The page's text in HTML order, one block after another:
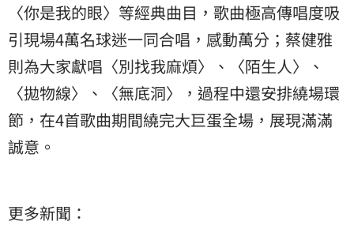
〈你是我的眼〉等經典曲目，歌曲極高傳唱度吸
引現場4萬名球迷一同合唱，感動萬分；蔡健雅
則為大家獻唱〈別找我麻煩〉、〈陌生人〉、
〈拋物線〉、〈無底洞〉，過程中還安排繞場環
節，在4首歌曲期間繞完大巨蛋全場，展現滿滿
誠意。
更多新聞：